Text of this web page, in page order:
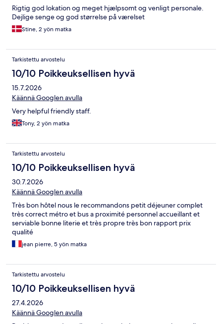
Rigtig god lokation og meget hjælpsomt og venligt personale.
Dejlige senge og god størrelse på værelset
Stine, 2 yön matka
Tarkistettu arvostelu
10/10 Poikkeuksellisen hyvä
15.7.2026
Käännä Googlen avulla
Very helpful friendly staff.
Tony, 2 yön matka
Tarkistettu arvostelu
10/10 Poikkeuksellisen hyvä
30.7.2026
Käännä Googlen avulla
Très bon hôtel nous le recommandons petit déjeuner complet
très correct métro et bus a proximité personnel accueillant et
serviable bonne literie et très propre très bon rapport prix
qualité
jean pierre, 5 yön matka
Tarkistettu arvostelu
10/10 Poikkeuksellisen hyvä
27.4.2026
Käännä Googlen avulla